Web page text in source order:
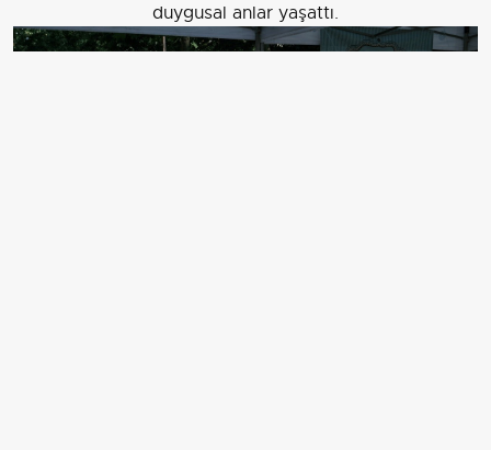
duygusal anlar yaşattı.